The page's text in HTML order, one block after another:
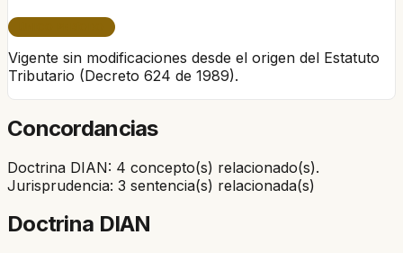
Vigente sin modificaciones desde el origen del Estatuto
Tributario (Decreto 624 de 1989).
Concordancias
Doctrina DIAN: 4 concepto(s) relacionado(s).
Jurisprudencia: 3 sentencia(s) relacionada(s)
Doctrina DIAN